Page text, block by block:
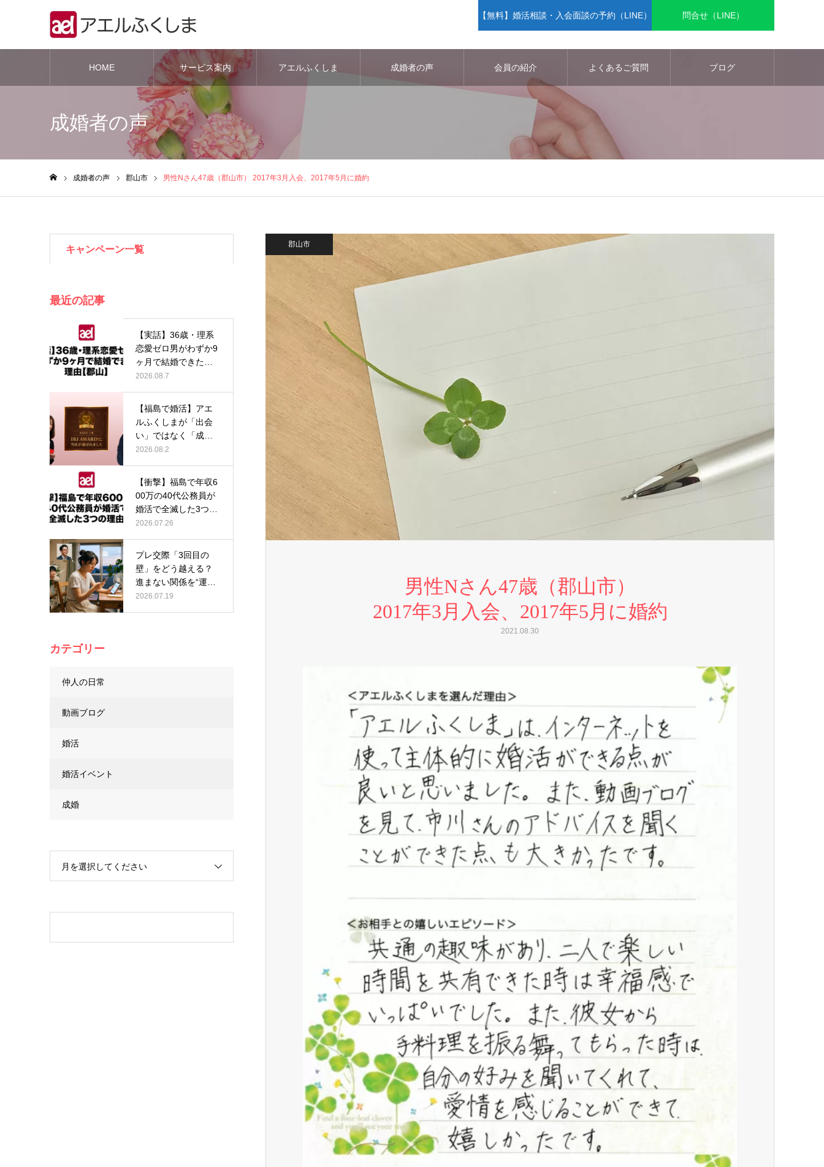
【無料】婚活相談・入会面談の予約（LINE） 問合せ（LINE）
HOME サービス案内 アエルふくしま 成婚者の声 会員の紹介 よくあるご質問 ブログ
成婚者の声
成婚者の声 郡山市 男性Nさん47歳（郡山市） 2017年3月入会、2017年5月に婚約
郡山市
男性Nさん47歳（郡山市）
2017年3月入会、2017年5月に婚約
2021.08.30
キャンペーン一覧
最近の記事
【実話】36歳・理系
恋愛ゼロ男がわずか9
ヶ月で結婚できた理
由【郡山…
2026.08.7
【福島で婚活】アエ
ルふくしまが「出会
い」ではなく「成
婚」にこだわり…
2026.08.2
【衝撃】福島で年収6
00万の40代公務員が
婚活で全滅した3つの
理由…
2026.07.26
プレ交際「3回目の
壁」をどう越える？
進まない関係を“運
命”に変える…
2026.07.19
カテゴリー
仲人の日常
動画ブログ
婚活
婚活イベント
成婚
月を選択してください